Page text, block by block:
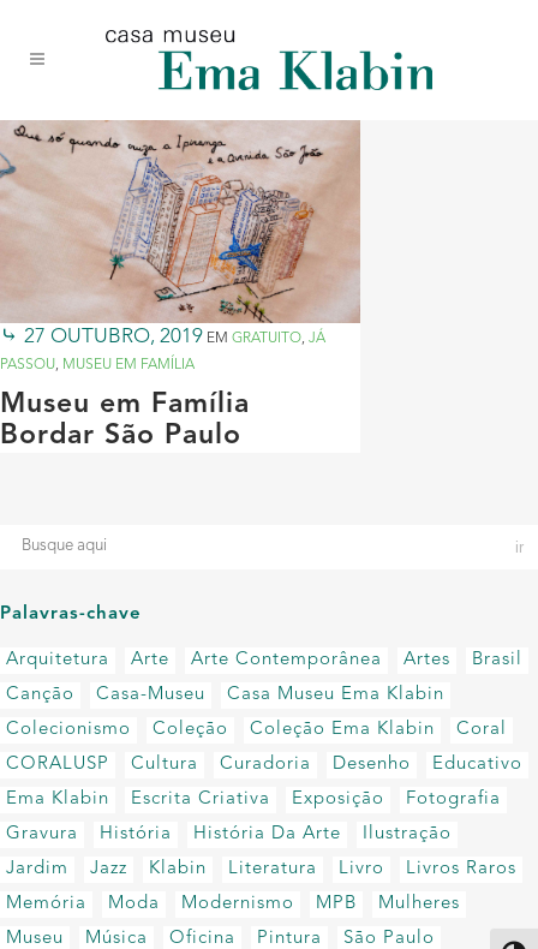
conteúdo
navegação
site
27 OUTUBRO, 2019 EM GRATUITO, JÁ
PASSOU, MUSEU EM FAMÍLIA
Museu em Família
Bordar São Paulo
Palavras-chave
Arquitetura Arte Arte Contemporânea Artes
Brasil
Canção
Casa-Museu
Casa Museu Ema Klabin
Colecionismo
Coleção Coleção Ema Klabin
Coral
CORALUSP
Cultura Curadoria Desenho
Educativo
Ema Klabin
Escrita Criativa Exposição
Fotografia
Gravura
História História Da Arte
Ilustração
Jardim
Jazz Klabin Literatura Livro
Livros Raros
Memória
Moda Modernismo MPB
Mulheres
Museu
Música Oficina Pintura
São Paulo